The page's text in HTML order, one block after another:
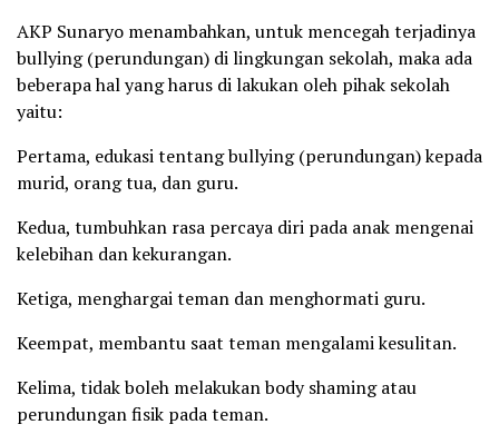
AKP Sunaryo menambahkan, untuk mencegah terjadinya
bullying (perundungan) di lingkungan sekolah, maka ada
beberapa hal yang harus di lakukan oleh pihak sekolah
yaitu:
Pertama, edukasi tentang bullying (perundungan) kepada
murid, orang tua, dan guru.
Kedua, tumbuhkan rasa percaya diri pada anak mengenai
kelebihan dan kekurangan.
Ketiga, menghargai teman dan menghormati guru.
Keempat, membantu saat teman mengalami kesulitan.
Kelima, tidak boleh melakukan body shaming atau
perundungan fisik pada teman.